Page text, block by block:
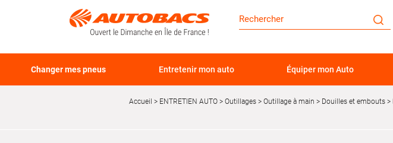
Changer mes pneus Entretenir mon auto Équiper mon Auto
Accueil ENTRETIEN AUTO Outillages Outillage à main Douilles et embouts